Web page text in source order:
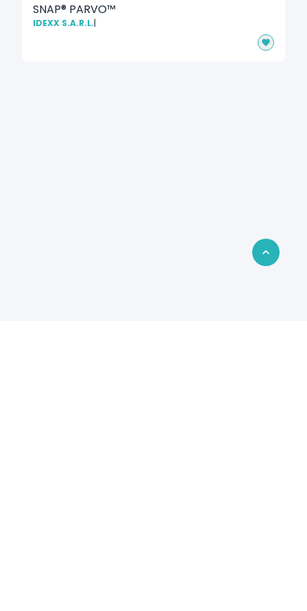
SNAP® PARVO™
IDEXX S.A.R.L.|
Retour